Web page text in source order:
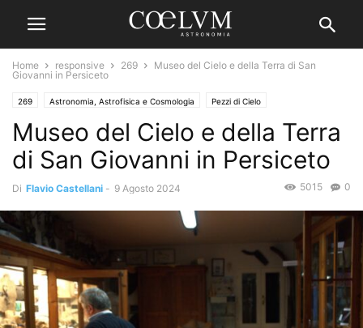
Home responsive 269
Museo del Cielo e della Terra di San
Giovanni in Persiceto
269 Astronomia, Astrofisica e Cosmologia Pezzi di Cielo
Museo del Cielo e della Terra
di San Giovanni in Persiceto
Di Flavio Castellani - 9 Agosto 2024 0
5015